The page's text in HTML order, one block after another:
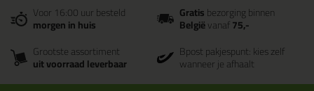
Voor 16:00 uur besteld
morgen in huis
Gratisbezorging binnen
Belgiëvanaf75,-
Grootste assortiment
uit voorraad leverbaar
Bpost pakjespunt: kies zelf
wanneer je afhaalt